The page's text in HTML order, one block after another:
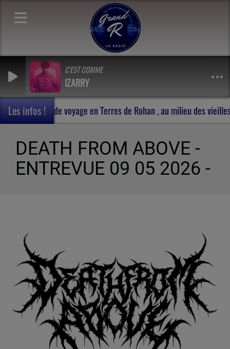
C'EST COMME
IZARRY
Les infos !
- Carnet de voyage en Terres de Rohan , au
DEATH FROM ABOVE -
ENTREVUE 09 05 2026 -